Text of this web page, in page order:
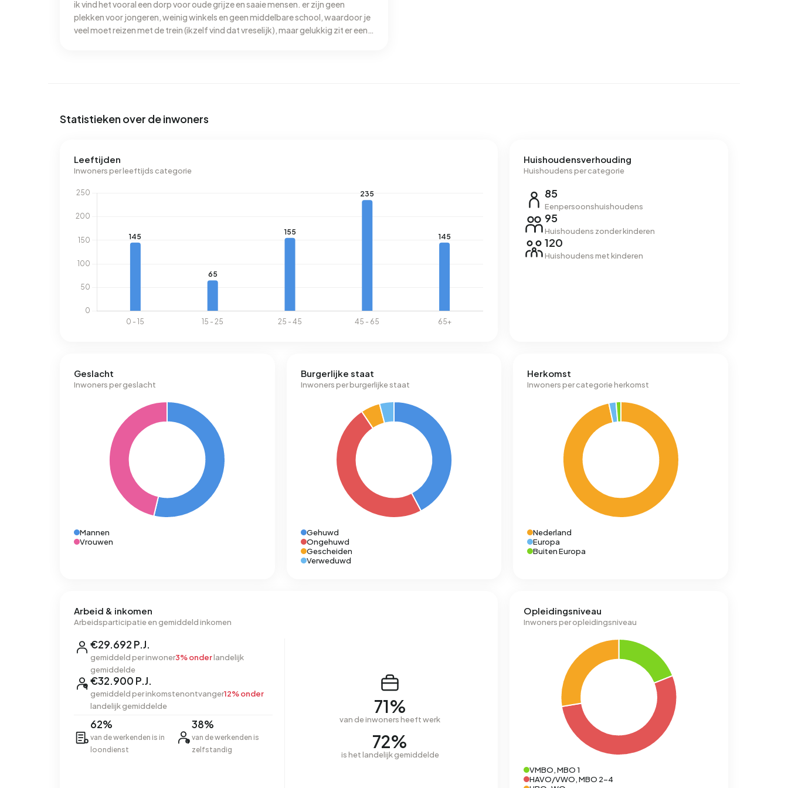
Uithuizermeeden 3.490 kWh aan elektriciteit per jaar. Dit ligt 24% boven het landelijke gemiddelde van
2.810 kWh. Het aardgasverbruik ligt met 1.700 m³ per jaar 33% boven het landelijke gemiddelde van 1.280
ik vind het vooral een dorp voor oude grijze en saaie mensen. er zijn geen
plekken voor jongeren, weinig winkels en geen middelbare school, waardoor je
veel moet reizen met de trein (ikzelf vind dat vreselijk), maar gelukkig zit er een
Statistieken over de inwoners
Leeftijden
Inwoners per leeftijds categorie
Huishoudensverhouding
Huishoudens per categorie
85
Eenpersoonshuishoudens
95
Huishoudens zonder kinderen
120
Huishoudens met kinderen
Geslacht
Inwoners per geslacht
Mannen
Vrouwen
Burgerlijke staat
Inwoners per burgerlijke staat
Gehuwd
Ongehuwd
Gescheiden
Verweduwd
Herkomst
Inwoners per categorie herkomst
Nederland
Europa
Buiten Europa
Arbeid & inkomen
Arbeidsparticipatie en gemiddeld inkomen
€29.692 P.J.
gemiddeld per inwoner3% onderlandelijk
gemiddelde
€32.900 P.J.
gemiddeld per inkomstenontvanger12% onder
landelijk gemiddelde
62%
van de werkenden is in
loondienst
38%
van de werkenden is
zelfstandig
71%
van de inwoners heeft werk
72%
is het landelijk gemiddelde
Opleidingsniveau
Inwoners per opleidingsniveau
VMBO, MBO 1
HAVO/VWO, MBO 2-4